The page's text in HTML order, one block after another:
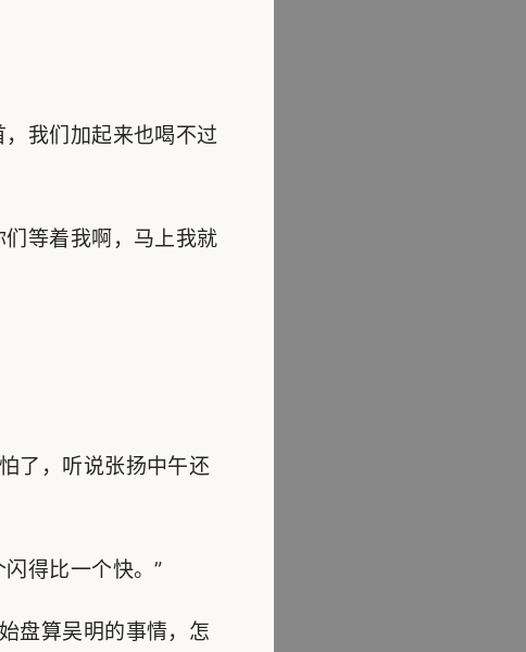
我们加起来也喝不过
等着我啊，马上我就
了，听说张扬中午还
得比一个快。”
盘算吴明的事情，怎